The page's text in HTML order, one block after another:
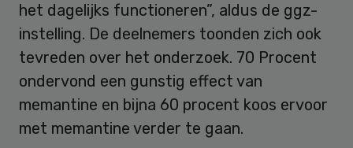
het dagelijks functioneren”, aldus de ggz-
instelling. De deelnemers toonden zich ook
tevreden over het onderzoek. 70 Procent
ondervond een gunstig effect van
memantine en bijna 60 procent koos ervoor
met memantine verder te gaan.